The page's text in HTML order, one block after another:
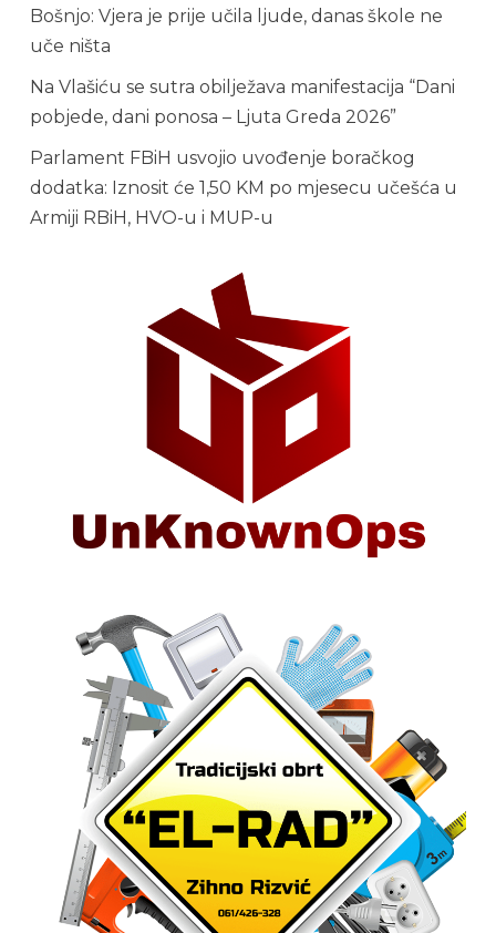
Bošnjo: Vjera je prije učila ljude, danas škole ne
uče ništa
Na Vlašiću se sutra obilježava manifestacija “Dani
pobjede, dani ponosa – Ljuta Greda 2026”
Parlament FBiH usvojio uvođenje boračkog
dodatka: Iznosit će 1,50 KM po mjesecu učešća u
Armiji RBiH, HVO-u i MUP-u